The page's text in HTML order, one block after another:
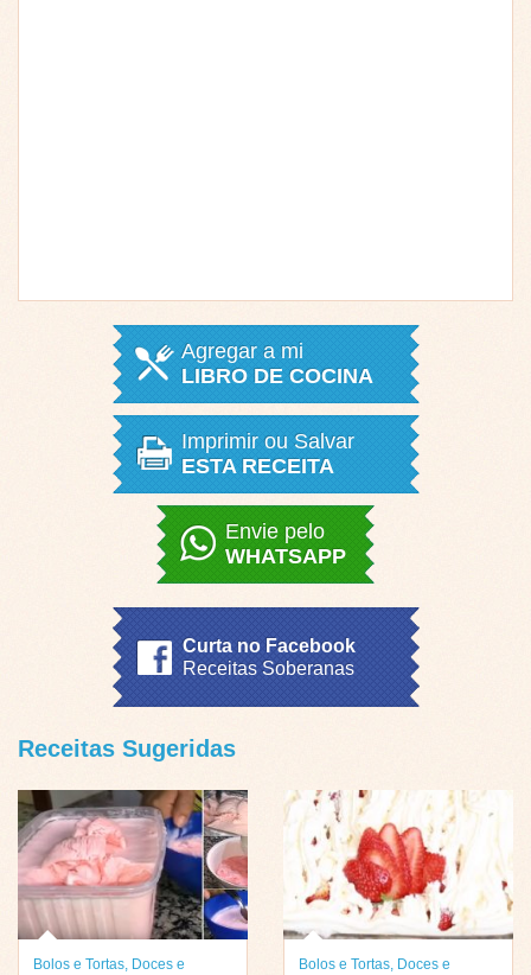
Agregar a mi
LIBRO DE COCINA
Imprimir ou Salvar
ESTA RECEITA
Envie pelo
WHATSAPP
Curta no Facebook
Receitas Soberanas
Receitas Sugeridas
Bolos e Tortas, Doces e
Bolos e Tortas, Doces e